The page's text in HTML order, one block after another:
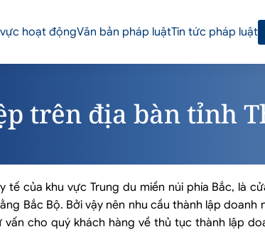
hoạt độngVăn bản pháp luậtTin tức pháp luật
trên địa bàn tỉnh
của khu vực Trung du miền núi phía Bắc, là
Bắc Bộ. Bởi vậy nên nhu cầu thành lập doanh
cho quý khách hàng về thủ tục thành lập